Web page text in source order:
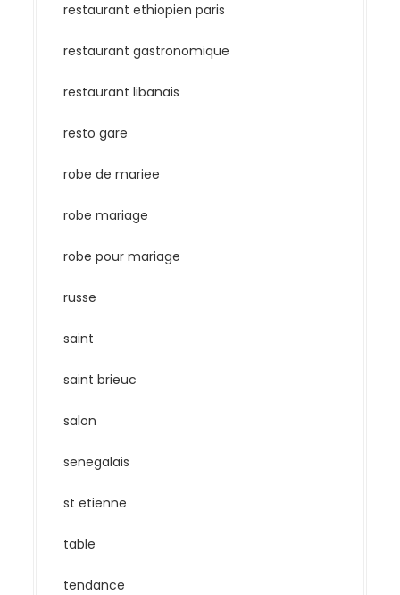
restaurant ethiopien paris
restaurant gastronomique
restaurant libanais
resto gare
robe de mariee
robe mariage
robe pour mariage
russe
saint
saint brieuc
salon
senegalais
st etienne
table
tendance